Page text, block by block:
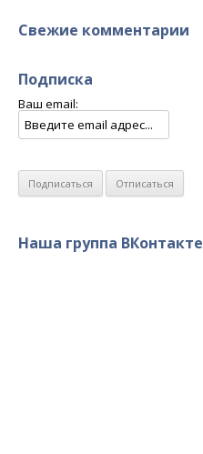
Свежие комментарии
Подписка
Ваш email:
Наша группа ВКонтакте